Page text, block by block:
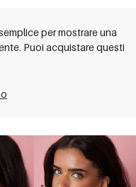
per mostrare una
Puoi acquistare questi